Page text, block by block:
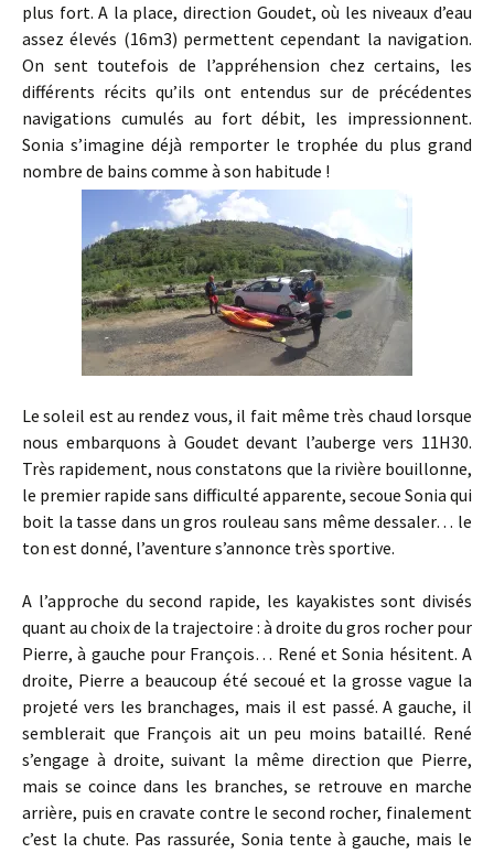
plus fort. A la place, direction Goudet, où les niveaux d’eau
assez élevés (16m3) permettent cependant la navigation.
On sent toutefois de l’appréhension chez certains, les
différents récits qu’ils ont entendus sur de précédentes
navigations cumulés au fort débit, les impressionnent.
Sonia s’imagine déjà remporter le trophée du plus grand
nombre de bains comme à son habitude !
Le soleil est au rendez vous, il fait même très chaud lorsque
nous embarquons à Goudet devant l’auberge vers 11H30.
Très rapidement, nous constatons que la rivière bouillonne,
le premier rapide sans difficulté apparente, secoue Sonia qui
boit la tasse dans un gros rouleau sans même dessaler… le
ton est donné, l’aventure s’annonce très sportive.
A l’approche du second rapide, les kayakistes sont divisés
quant au choix de la trajectoire : à droite du gros rocher pour
Pierre, à gauche pour François… René et Sonia hésitent. A
droite, Pierre a beaucoup été secoué et la grosse vague la
projeté vers les branchages, mais il est passé. A gauche, il
semblerait que François ait un peu moins bataillé. René
s’engage à droite, suivant la même direction que Pierre,
mais se coince dans les branches, se retrouve en marche
arrière, puis en cravate contre le second rocher, finalement
c’est la chute. Pas rassurée, Sonia tente à gauche, mais le